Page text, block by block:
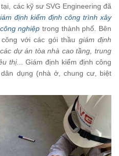
các kỹ sư SVG Engineering đã
định kiểm định công trình xây
nghiệp trong thành phố. Bên
với các gói thầu giám định
dự án tòa nhà cao tầng, trung
thị... Giám định kiểm định công
dụng (nhà ở, chung cư, biệt